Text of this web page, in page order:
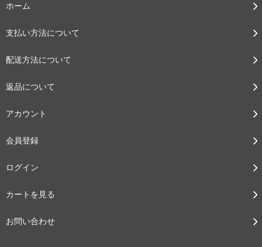
ホーム
支払い方法について
配送方法について
返品について
アカウント
会員登録
ログイン
カートを見る
お問い合わせ